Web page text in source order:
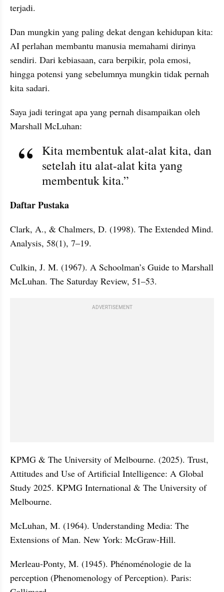
terjadi.
Dan mungkin yang paling dekat dengan kehidupan kita:
AI perlahan membantu manusia memahami dirinya
sendiri. Dari kebiasaan, cara berpikir, pola emosi,
hingga potensi yang sebelumnya mungkin tidak pernah
kita sadari.
Saya jadi teringat apa yang pernah disampaikan oleh
Marshall McLuhan:
Kita membentuk alat-alat kita, dan
setelah itu alat-alat kita yang
membentuk kita.”
Daftar Pustaka
Clark, A., & Chalmers, D. (1998). The Extended Mind.
Analysis, 58(1), 7–19.
Culkin, J. M. (1967). A Schoolman’s Guide to Marshall
McLuhan. The Saturday Review, 51–53.
ADVERTISEMENT
KPMG & The University of Melbourne. (2025). Trust,
Attitudes and Use of Artificial Intelligence: A Global
Study 2025. KPMG International & The University of
Melbourne.
McLuhan, M. (1964). Understanding Media: The
Extensions of Man. New York: McGraw-Hill.
Merleau-Ponty, M. (1945). Phénoménologie de la
perception (Phenomenology of Perception). Paris: